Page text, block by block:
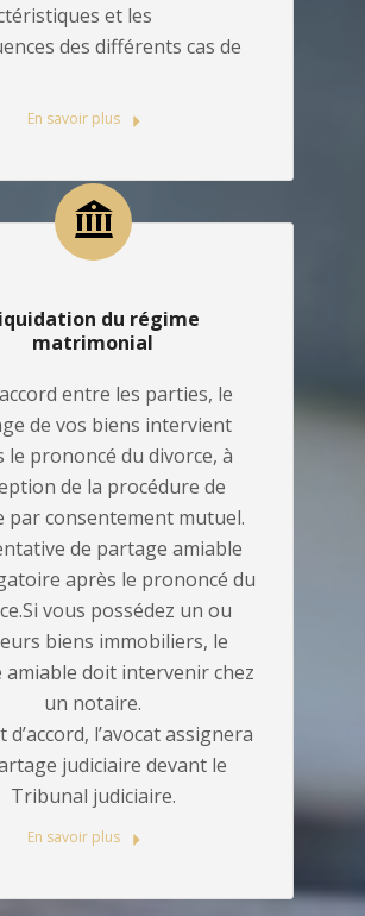
et les
des différents cas de
En savoir plus
du régime
matrimonial
entre les parties, le
de vos biens intervient
le prononcé du divorce, à
de la procédure de
par consentement mutuel.
de partage amiable
après le prononcé du
vous possédez un ou
biens immobiliers, le
amiable doit intervenir chez
un notaire.
d’accord, l’avocat assignera
judiciaire devant le
Tribunal judiciaire.
En savoir plus